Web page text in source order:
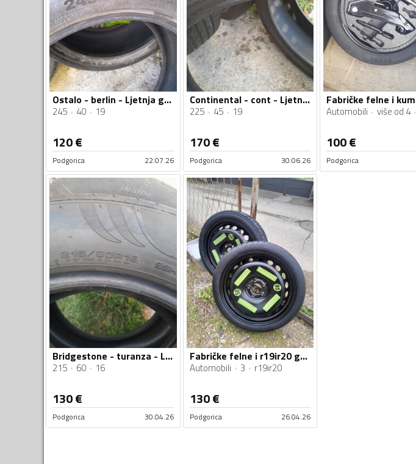
Ostalo - berlin - Ljetnja guma
245 40 19
120€
Podgorica 22.07.26
Continental - cont - Ljetnja guma
225 45 19
170€
Podgorica 30.06.26
Automobili više od 4
100€
Podgorica
Bridgestone - turanza - Ljetnja guma
215 60 16
130€
Podgorica 30.04.26
Fabričke felne i r19ir20 gume
Automobili 3 r19ir20
130€
Podgorica 26.04.26